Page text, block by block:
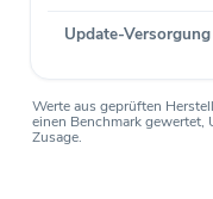
Update-Versorgung
Werte aus geprüften
einen Benchmark gewertet,
Zusage.